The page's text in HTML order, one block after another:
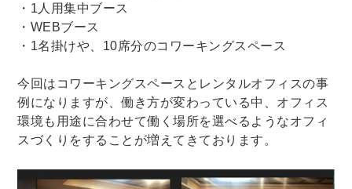
・1人用集中ブース
・WEBブース
・1名掛けや、10席分のコワーキングスペース
今回はコワーキングスペースとレンタルオフィスの事
例になりますが、働き方が変わっている中、オフィス
環境も用途に合わせて働く場所を選べるようなオフィ
スづくりをすることが増えてきております。